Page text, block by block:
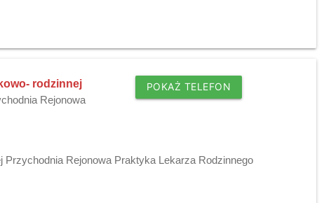
rodzinnej
Rejonowa
POKAŻ TELEFON
Przychodnia Rejonowa Praktyka Lekarza Rodzinnego